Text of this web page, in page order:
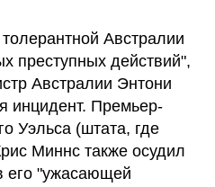
Австралии
преступных действий",
Австралии Энтони
инцидент. Премьер-
Уэльса (штата, где
Миннс также осудил
его "ужасающей